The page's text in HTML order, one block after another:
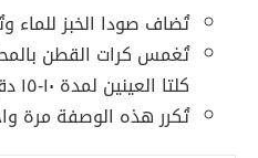
تُضاف صودا الخبز للماء
تُغمس كرات القطن
كلتا العينين لمدة ١٠-١٥ دقيقة.
تُكرر هذه الوصفة مرة